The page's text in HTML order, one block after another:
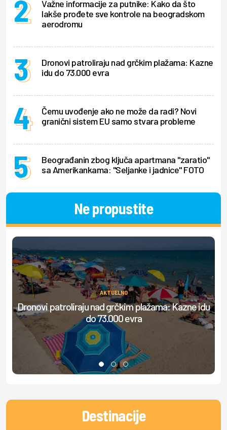
Važne informacije za putnike: Kako da što
lakše prođete sve kontrole na beogradskom
aerodromu
Dronovi patroliraju nad grčkim plažama: Kazne
idu do 73.000 evra
Čemu uvođenje ako ne može da radi? Novi
granični sistem EU samo stvara probleme
Beograđanin zbog ključa apartmana "zaratio"
sa Amerikankama: "Seljanke i jadnice" FOTO
Ne propustite
AKTUELNO
Dronovi patroliraju nad grčkim plažama: Kazne idu
do 73.000 evra
Destinacije